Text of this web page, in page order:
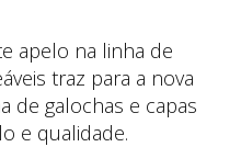
apelo na linha de
traz para a nova
de galochas e capas
e qualidade.